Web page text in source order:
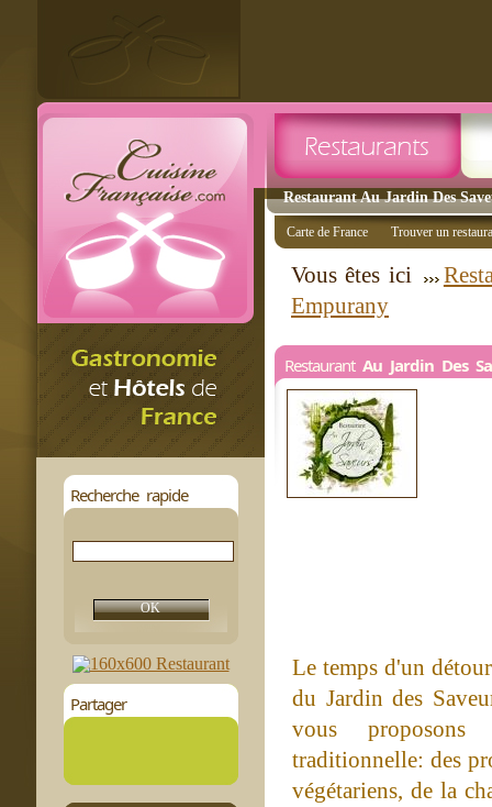
Restaurant Au Jardin Des
Recherche rapide
Partager
Carte de France Trouver un
Vous êtes ici
Empurany
Restaurant Au Jardin Des
Le temps d'un
du Jardin des
vous
traditionnelle: des
végétariens, de la